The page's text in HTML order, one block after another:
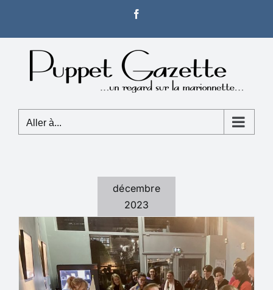
contenu
Aller à...
décembre
2023